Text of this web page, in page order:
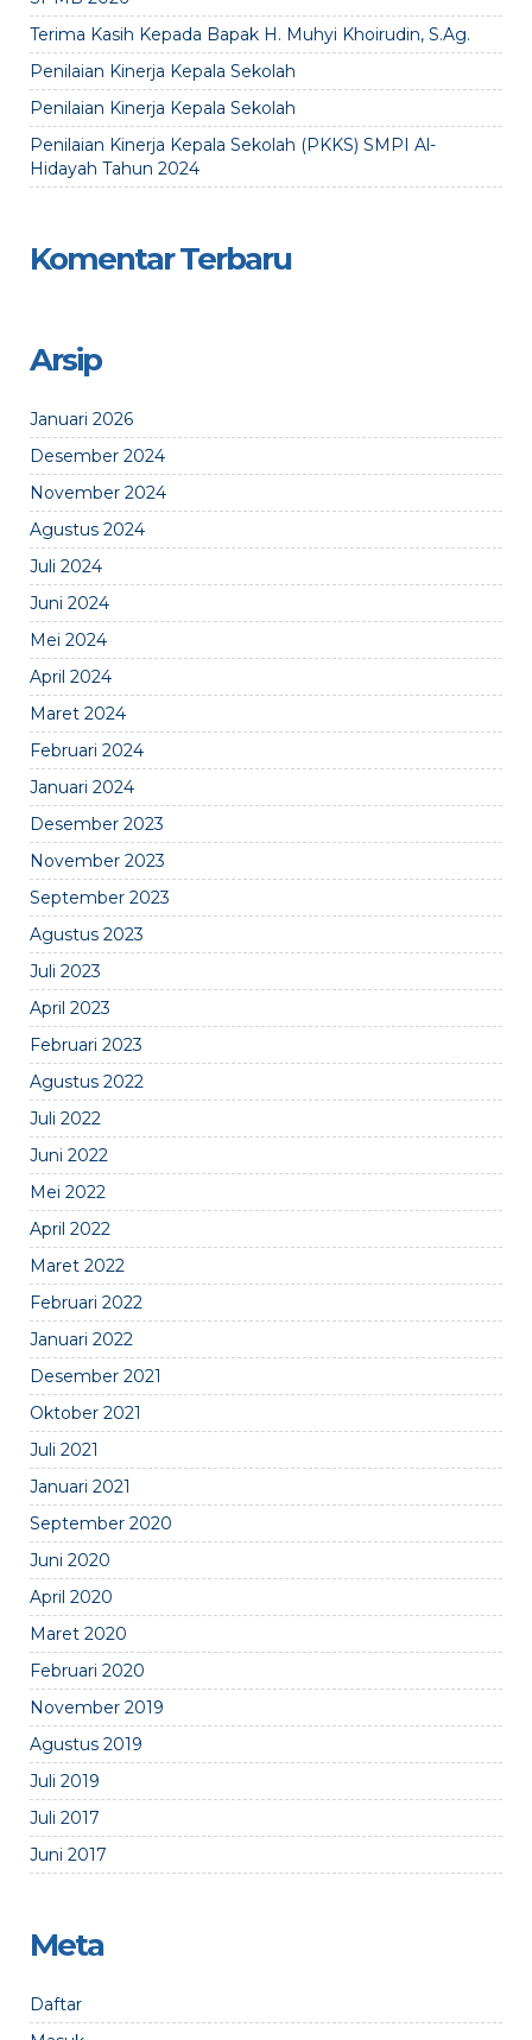
Terima Kasih Kepada Bapak H. Muhyi Khoirudin, S.Ag.
Penilaian Kinerja Kepala Sekolah
Penilaian Kinerja Kepala Sekolah
Penilaian Kinerja Kepala Sekolah (PKKS) SMPI Al-
Hidayah Tahun 2024
Komentar Terbaru
Arsip
Januari 2026
Desember 2024
November 2024
Agustus 2024
Juli 2024
Juni 2024
Mei 2024
April 2024
Maret 2024
Februari 2024
Januari 2024
Desember 2023
November 2023
September 2023
Agustus 2023
Juli 2023
April 2023
Februari 2023
Agustus 2022
Juli 2022
Juni 2022
Mei 2022
April 2022
Maret 2022
Februari 2022
Januari 2022
Desember 2021
Oktober 2021
Juli 2021
Januari 2021
September 2020
Juni 2020
April 2020
Maret 2020
Februari 2020
November 2019
Agustus 2019
Juli 2019
Juli 2017
Juni 2017
Meta
Daftar